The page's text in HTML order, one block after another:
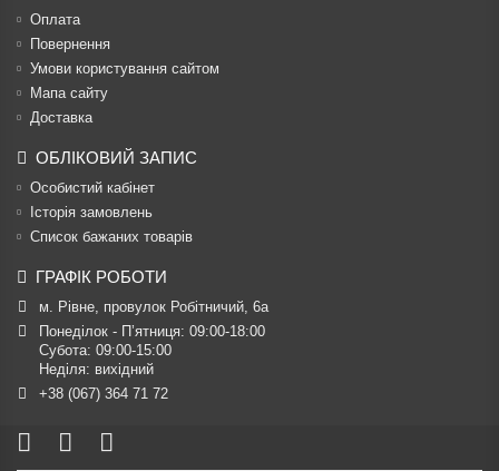
Оплата
Повернення
Умови користування сайтом
Мапа сайту
Доставка
ОБЛІКОВИЙ ЗАПИС
Особистий кабінет
Історія замовлень
Список бажаних товарів
ГРАФІК РОБОТИ
м. Рівне, провулок Робітничий, 6а
Понеділок - П’ятниця: 09:00-18:00
Субота: 09:00-15:00
Неділя: вихідний
+38 (067) 364 71 72